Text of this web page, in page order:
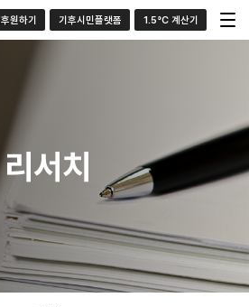
후원하기 기후시민플랫폼 1.5°C 계산기
리서치